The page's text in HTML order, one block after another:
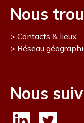
Nous
Contacts & lieux
Réseau
Nous